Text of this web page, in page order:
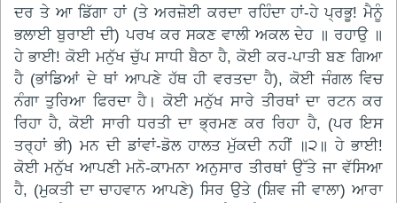
ਦਰ ਤੇ ਆ ਡਿੱਗਾ ਹਾਂ (ਤੇ ਅਰਜ਼ੋਈ ਕਰਦਾ ਰਹਿੰਦਾ ਹਾਂ-ਹੇ ਪ੍ਰਭੂ! ਮੈਨੂੰ
ਭਲਾਈ ਬੁਰਾਈ ਦੀ) ਪਰਖ ਕਰ ਸਕਣ ਵਾਲੀ ਅਕਲ ਦੇਹ ॥ ਰਹਾਉ ॥
ਹੇ ਭਾਈ! ਕੋਈ ਮਨੁੱਖ ਚੁੱਪ ਸਾਧੀ ਬੈਠਾ ਹੈ, ਕੋਈ ਕਰ-ਪਾਤੀ ਬਣ ਗਿਆ
ਹੈ (ਭਾਂਡਿਆਂ ਦੇ ਥਾਂ ਆਪਣੇ ਹੱਥ ਹੀ ਵਰਤਦਾ ਹੈ), ਕੋਈ ਜੰਗਲ ਵਿਚ
ਨੰਗਾ ਤੁਰਿਆ ਫਿਰਦਾ ਹੈ। ਕੋਈ ਮਨੁੱਖ ਸਾਰੇ ਤੀਰਥਾਂ ਦਾ ਰਟਨ ਕਰ
ਰਿਹਾ ਹੈ, ਕੋਈ ਸਾਰੀ ਧਰਤੀ ਦਾ ਭ੍ਰਮਣ ਕਰ ਰਿਹਾ ਹੈ, (ਪਰ ਇਸ
ਤਰ੍ਹਾਂ ਭੀ) ਮਨ ਦੀ ਡਾਂਵਾਂ-ਡੋਲ ਹਾਲਤ ਮੁੱਕਦੀ ਨਹੀਂ ॥੨॥ ਹੇ ਭਾਈ!
ਕੋਈ ਮਨੁੱਖ ਆਪਣੀ ਮਨੋ-ਕਾਮਨਾ ਅਨੁਸਾਰ ਤੀਰਥਾਂ ਉੱਤੇ ਜਾ ਵੱਸਿਆ
ਹੈ, (ਮੁਕਤੀ ਦਾ ਚਾਹਵਾਨ ਆਪਣੇ) ਸਿਰ ਉਤੇ (ਸ਼ਿਵ ਜੀ ਵਾਲਾ) ਆਰਾ